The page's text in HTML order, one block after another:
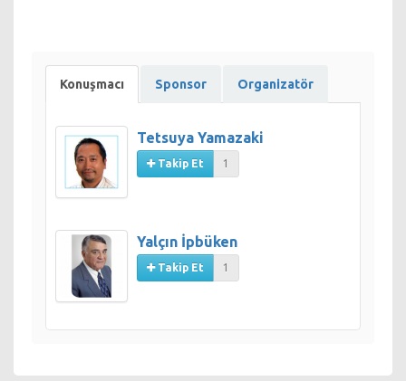
gerçekleştirecektir.
Mühendislik Mimarlık Fakültesi'nin 500 kişilik amfisinde
günü etkinlik gerçekleşecektir.
Konuşmacı Sponsor Organizatör
Tetsuya Yamazaki
Takip Et 1
Yalçın İpbüken
Takip Et 1